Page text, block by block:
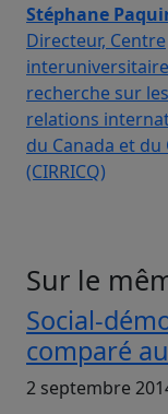
Stéphane
Directeur, Centre
recherche sur les
relations
du Canada et du
(CIRRICQ)
Sur le
Social-
comparé
2 septembre